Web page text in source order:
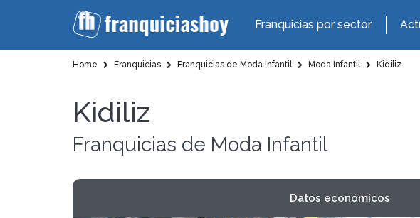
Franquicias por sector
Home Franquicias Franquicias de Moda Infantil Moda Infantil Kidiliz
Kidiliz
Franquicias de Moda Infantil
Datos económicos